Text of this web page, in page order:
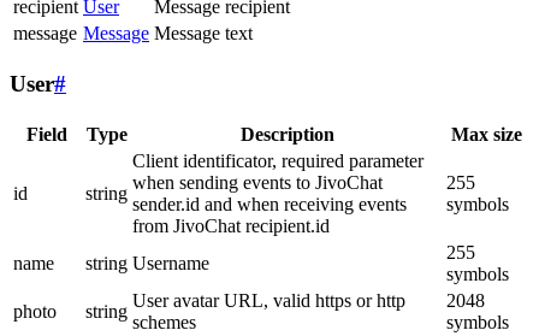
recipient User
Message recipient
message Message Message text
User#
Field Type Description Max size
id string
Client identificator, required parameter
when sending events to JivoChat
sender.id and when receiving events
from JivoChat recipient.id
255
symbols
name string Username
255
symbols
photo
string
User avatar URL, valid https or http
schemes
2048
symbols